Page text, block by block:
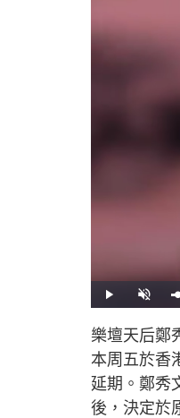
P
l
y
U
n
t
e
樂壇天后鄭
本周五於香
延期。鄭秀
後，決定於